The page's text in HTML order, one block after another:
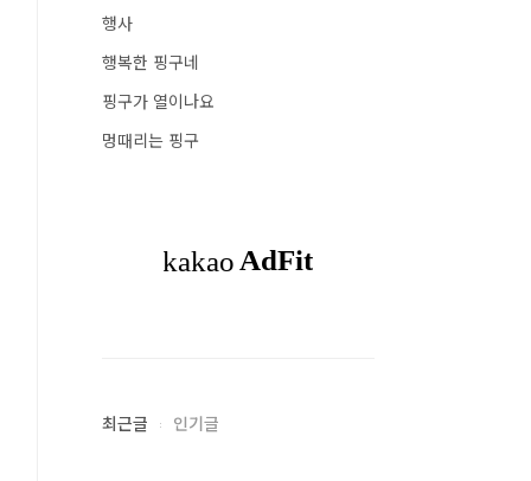
행사
행복한 핑구네
핑구가 열이나요
멍때리는 핑구
최근글 인기글